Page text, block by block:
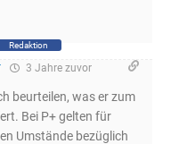
Redaktion
3 Jahre zuvor
beurteilen, was er zum
Bei P+ gelten für
Umstände bezüglich